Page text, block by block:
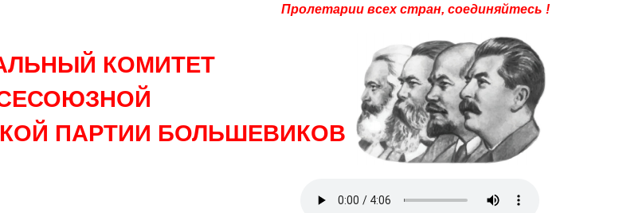
Пролетарии всех стран, соединяйтесь !
КОМИТЕТ
ПАРТИИ БОЛЬШЕВИКОВ